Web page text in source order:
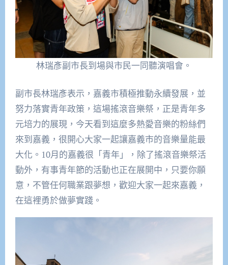
林瑞彥副市長到場與市民一同聽演唱會。
副市長林瑞彥表示，嘉義市積極推動永續發展，並
努力落實青年政策，這場搖滾音樂祭，正是青年多
元培力的展現，今天看到這麼多熱愛音樂的粉絲們
來到嘉義，很開心大家一起讓嘉義市的音樂量能最
大化。10月的嘉義很「青年」，除了搖滾音樂祭活
動外，有事青年節的活動也正在展開中，只要你願
意，不管任何職業跟夢想，歡迎大家一起來嘉義，
在這裡勇於做夢實踐。